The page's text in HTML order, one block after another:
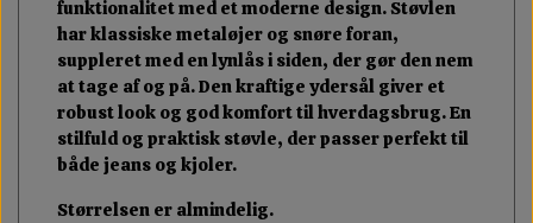
funktionalitet med et moderne design. Støvlen
har klassiske metaløjer og snøre foran,
suppleret med en lynlås i siden, der gør den nem
at tage af og på. Den kraftige ydersål giver et
robust look og god komfort til hverdagsbrug. En
stilfuld og praktisk støvle, der passer perfekt til
både jeans og kjoler.
Størrelsen er almindelig.